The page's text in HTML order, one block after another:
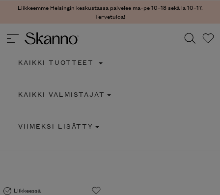
Liikkeemme Helsingin keskustassa palvelee ma–pe 10–18 sekä la 10–17.
Tervetuloa!
Type 2 or more characters for results.
KAIKKI TUOTTEET
KAIKKI VALMISTAJAT
VIIMEKSI LISÄTTY
Liikkeessä